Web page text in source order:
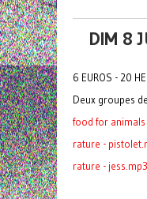
DIM 8
6 EUROS - 20
Deux groupes
food for animals
rature -
rature - jess.mp3